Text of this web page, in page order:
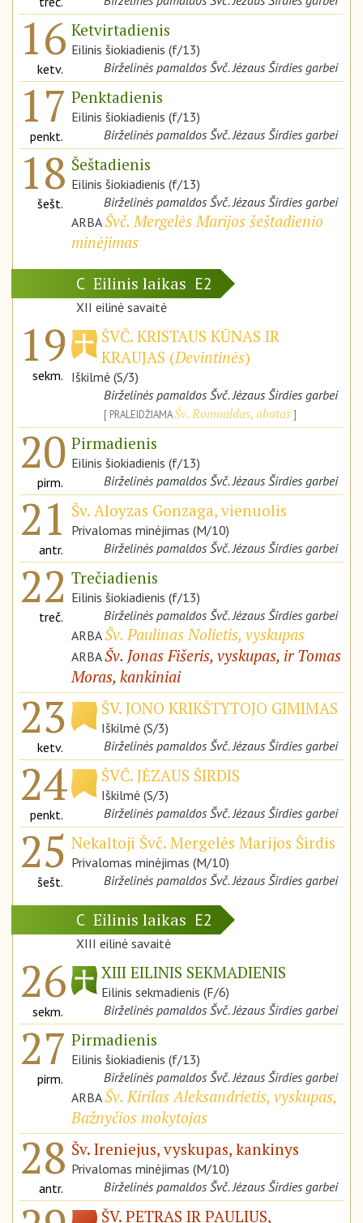
16
ketv.
Ketvirtadienis
Eilinis šiokiadienis (f/13)
Birželinės pamaldos Švč. Jėzaus Širdies garbei
17
penkt.
Penktadienis
Eilinis šiokiadienis (f/13)
Birželinės pamaldos Švč. Jėzaus Širdies garbei
18
šešt.
Šeštadienis
Eilinis šiokiadienis (f/13)
Birželinės pamaldos Švč. Jėzaus Širdies garbei
ARBAŠvč. Mergelės Marijos šeštadienio
minėjimas
C Eilinis laikas E2
XII eilinė savaitė
19
sekm.
ŠVČ. KRISTAUS KŪNAS IR
KRAUJAS (Devintinės)
Iškilmė (S/3)
Birželinės pamaldos Švč. Jėzaus Širdies garbei
PRALEIDŽIAMAŠv. Romualdas, abatas
20
pirm.
Pirmadienis
Eilinis šiokiadienis (f/13)
Birželinės pamaldos Švč. Jėzaus Širdies garbei
21
antr.
Šv. Aloyzas Gonzaga, vienuolis
Privalomas minėjimas (M/10)
Birželinės pamaldos Švč. Jėzaus Širdies garbei
22
treč.
Trečiadienis
Eilinis šiokiadienis (f/13)
Birželinės pamaldos Švč. Jėzaus Širdies garbei
ARBAŠv. Paulinas Nolietis, vyskupas
ARBAŠv. Jonas Fišeris, vyskupas, ir Tomas
Moras, kankiniai
23
ketv.
ŠV. JONO KRIKŠTYTOJO GIMIMAS
Iškilmė (S/3)
Birželinės pamaldos Švč. Jėzaus Širdies garbei
24
penkt.
ŠVČ. JĖZAUS ŠIRDIS
Iškilmė (S/3)
Birželinės pamaldos Švč. Jėzaus Širdies garbei
25
šešt.
Nekaltoji Švč. Mergelės Marijos Širdis
Privalomas minėjimas (M/10)
Birželinės pamaldos Švč. Jėzaus Širdies garbei
C Eilinis laikas E2
XIII eilinė savaitė
26
sekm.
XIII EILINIS SEKMADIENIS
Eilinis sekmadienis (F/6)
Birželinės pamaldos Švč. Jėzaus Širdies garbei
27
pirm.
Pirmadienis
Eilinis šiokiadienis (f/13)
Birželinės pamaldos Švč. Jėzaus Širdies garbei
ARBAŠv. Kirilas Aleksandrietis, vyskupas,
Bažnyčios mokytojas
28
antr.
Šv. Ireniejus, vyskupas, kankinys
Privalomas minėjimas (M/10)
Birželinės pamaldos Švč. Jėzaus Širdies garbei
ŠV. PETRAS IR PAULIUS,